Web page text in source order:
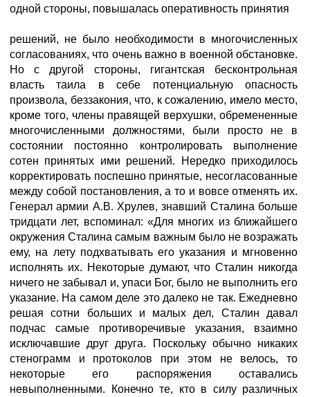
одной стороны, повышалась оперативность принятия
решений, не было необходимости в многочисленных
согласованиях, что очень важно в военной обстановке.
Но с другой стороны, гигантская бесконтрольная
власть таила в себе потенциальную опасность
произвола, беззакония, что, к сожалению, имело место,
кроме того, члены правящей верхушки, обремененные
многочисленными должностями, были просто не в
состоянии постоянно контролировать выполнение
сотен принятых ими решений. Нередко приходилось
корректировать поспешно принятые, несогласованные
между собой постановления, а то и вовсе отменять их.
Генерал армии А.В. Хрулев, знавший Сталина больше
тридцати лет, вспоминал: «Для многих из ближайшего
окружения Сталина самым важным было не возражать
ему, на лету подхватывать его указания и мгновенно
исполнять их. Некоторые думают, что Сталин никогда
ничего не забывал и, упаси Бог, было не выполнить его
указание. На самом деле это далеко не так. Ежедневно
решая сотни больших и малых дел, Сталин давал
подчас самые противоречивые указания, взаимно
исключавшие друг друга. Поскольку обычно никаких
стенограмм и протоколов при этом не велось, то
некоторые его распоряжения оставались
невыполненными. Конечно те, кто в силу различных